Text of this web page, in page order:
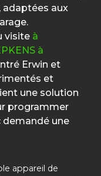
aux
visite à
à
Erwin et
et
une solution
programmer
demandé une
appareil de